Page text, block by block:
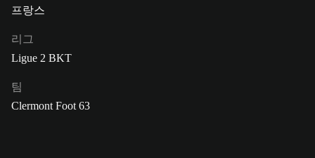
프랑스
리그
Ligue 2 BKT
팀
Clermont Foot 63